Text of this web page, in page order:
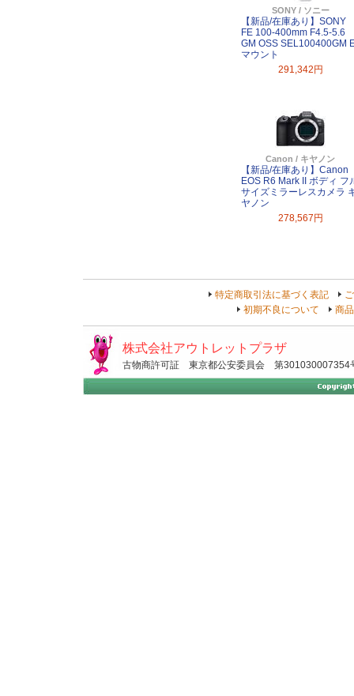
SONY / ソニー
【新品/在庫あり】SONY
FE 100-400mm F4.5-5.6
GM OSS SEL100400GM
マウント
291,342円
Canon / キヤノン
【新品/在庫あり】Canon
EOS R6 Mark II ボディ フ
サイズミラーレスカメラ
ヤノン
278,567円
特定商取引法に基づく表記
初期不良について
商
株式会社アウトレットプラザ
古物商許可証 東京都公安委員会 第301030007354